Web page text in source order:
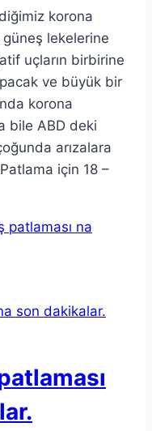
korona
lekelerine
uçların birbirine
ve büyük bir
korona
bile ABD deki
arızalara
için 18 –
patlaması na